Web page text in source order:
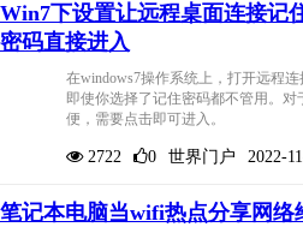
Win7下设置让远程桌面连接记
密码直接进入
在windows7操作系统上，打开远程
即使你选择了记住密码都不管用。
便，需要点击即可进入。
2722 0 世界门户 2022-
笔记本电脑当wifi热点分享网络